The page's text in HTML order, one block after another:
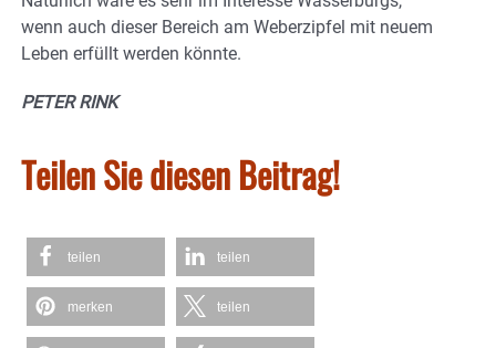
wenn auch dieser Bereich am Weberzipfel mit neuem
Leben erfüllt werden könnte.
PETER RINK
Teilen Sie diesen Beitrag!
teilen teilen
merken teilen